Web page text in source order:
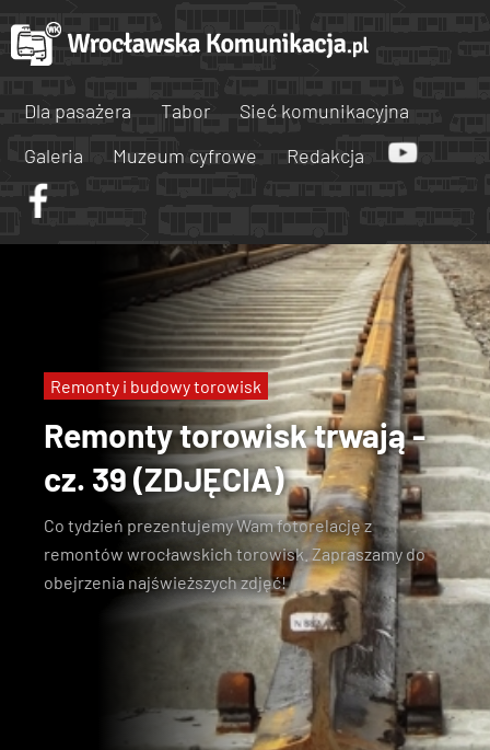
Dla pasażera Tabor
Sieć komunikacyjna
Galeria
Muzeum cyfrowe Redakcja
Remonty torowisk trwają -
cz. 39 (ZDJĘCIA)
Co tydzień prezentujemy Wam fotorelację z
remontów wrocławskich torowisk. Zapraszamy do
obejrzenia najświeższych zdjęć!
Remonty i budowy torowisk